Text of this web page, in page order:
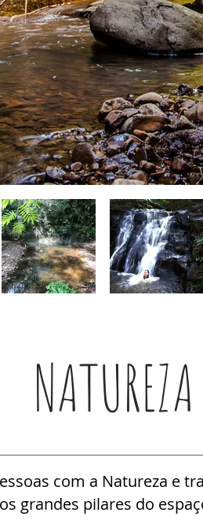
com a Natureza e
grandes pilares do